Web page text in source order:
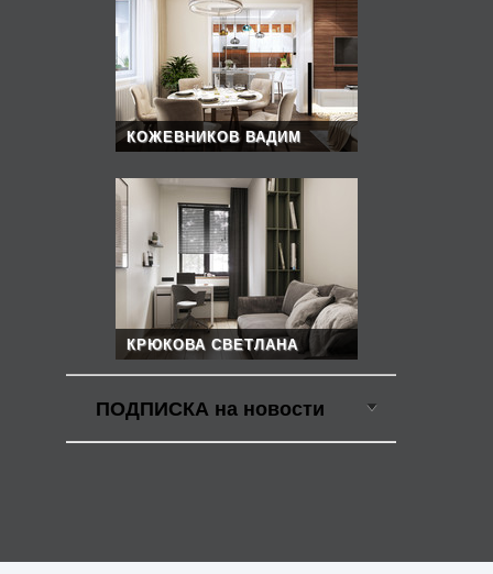
КОЖЕВНИКОВ ВАДИМ
КРЮКОВА СВЕТЛАНА
ПОДПИСКА на новости